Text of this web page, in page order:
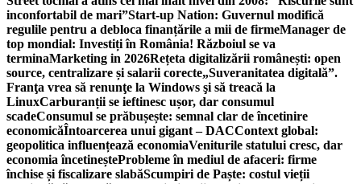
inconfortabil de mari”Start-up Nation: Guvernul modifică
regulile pentru a debloca finanțările a mii de firmeManager de
top mondial: Investiți în România! Războiul se va
terminaMarketing in 2026Rețeta digitalizării românești: open
source, centralizare și salarii corecte„Suveranitatea digitală”.
Franţa vrea să renunţe la Windows şi să treacă la
LinuxCarburanții se ieftinesc ușor, dar consumul
scadeConsumul se prăbușește: semnal clar de încetinire
economicăÎntoarcerea unui gigant – DACContext global:
geopolitica influențează economiaVeniturile statului cresc, dar
economia încetineșteProbleme în mediul de afaceri: firme
închise și fiscalizare slabăScumpiri de Paște: costul vieții